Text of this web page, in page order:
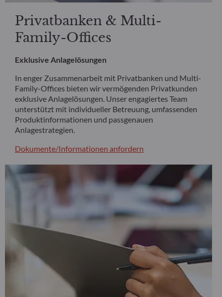
Privatbanken & Multi-
Family-Offices
Exklusive Anlagelösungen
In enger Zusammenarbeit mit Privatbanken und Multi-
Family-Offices bieten wir vermögenden Privatkunden
exklusive Anlagelösungen. Unser engagiertes Team
unterstützt mit individueller Betreuung, umfassenden
Produktinformationen und passgenauen
Anlagestrategien.
Dokumente/Informationen anfordern